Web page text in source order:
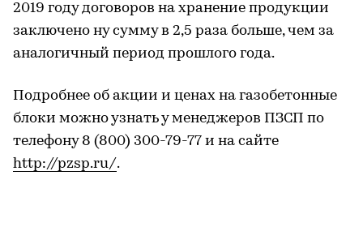
2019 году договоров на хранение продукции
заключено ну сумму в 2,5 раза больше, чем за
аналогичный период прошлого года.
Подробнее об акции и ценах на газобетонные
блоки можно узнать у менеджеров ПЗСП по
телефону 8 (800) 300-79-77 и на сайте
http://pzsp.ru/.